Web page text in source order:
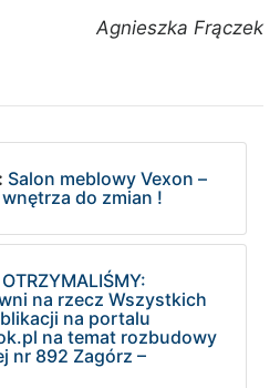
Agnieszka Frączek
Salon meblowy Vexon –
do zmian !
OTRZYMALIŚMY:
na rzecz Wszystkich
na portalu
na temat rozbudowy
nr 892 Zagórz –